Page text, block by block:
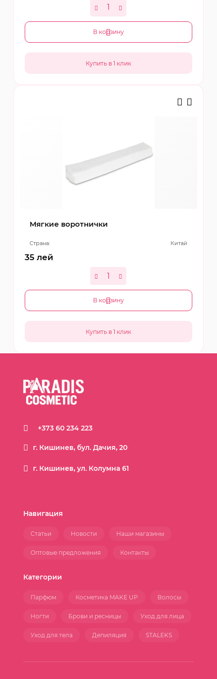
В корзину
Мягкие воротнички
Страна: Китай
35 лей
В корзину
г. Кишинев, ул. Колумна 61
+373 60 234 223
г. Кишинев, бул. Дачия, 20
Статьи Новости Наши магазины
Оптовые предложения Контакты
Навигация
Парфюм Косметика MAKE UP Волосы
Ногти Брови и ресницы Уход для лица
Уход для тела Депиляция STALEKS
Категории